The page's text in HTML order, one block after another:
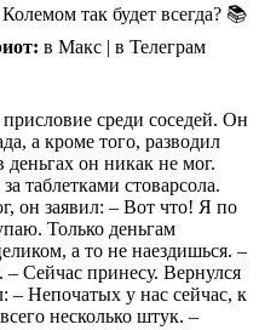
так будет всегда? 📚
в Макс | в Телеграм
среди соседей. Он
а кроме того, разводил
он никак не мог.
таблетками стоварсола.
он заявил: – Вот что! Я по
Только деньгам
а то не наездишься. –
Сейчас принесу. Вернулся
– Непочатых у нас сейчас, к
несколько штук. –